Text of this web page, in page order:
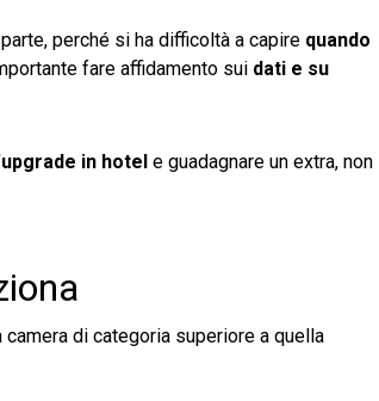
perché si ha difficoltà a capire quando
fare affidamento sui dati e su
in hotel e guadagnare un extra, non
di categoria superiore a quella